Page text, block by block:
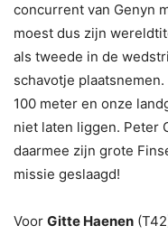
concurrent van Genyn
moest dus zijn
als tweede in de
schavotje
100 meter en onze
niet laten liggen. Peter
daarmee zijn grote
missie geslaagd!
Voor Gitte Haenen